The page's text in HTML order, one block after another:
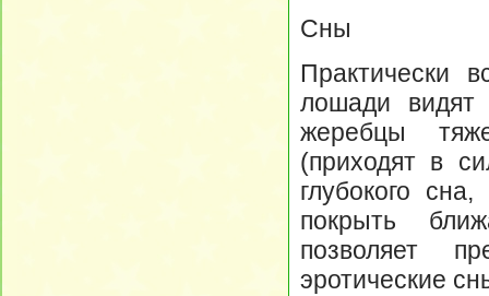
Сны
Практически
лошади
жеребцы
(приходят в
глубокого
покрыть
позволяет
эротические